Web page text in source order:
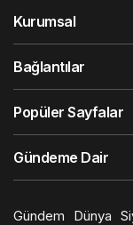
Kurumsal
Bağlantılar
Popüler Sayfalar
Gündeme Dair
Gündem Dünya